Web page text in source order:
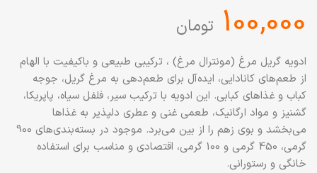
‎100,000 تومان
ادویه گریل مرغ (مونترال مرغ) ، ترکیبی طبیعی و باکیفیت با الهام
از طعم‌های کانادایی، ایده‌آل برای طعم‌دهی به مرغ گریل، جوجه
کباب و غذاهای کبابی. این ادویه با ترکیب سیر، فلفل سیاه، پاپریکا،
گشنیز و مواد ارگانیک، طعمی غنی و عطری دلپذیر به غذاها
می‌بخشد و بوی زهم را از بین می‌برد. موجود در بسته‌بندی‌های 900
گرمی، 450 گرمی و 100 گرمی، اقتصادی و مناسب برای استفاده
خانگی و رستورانی.